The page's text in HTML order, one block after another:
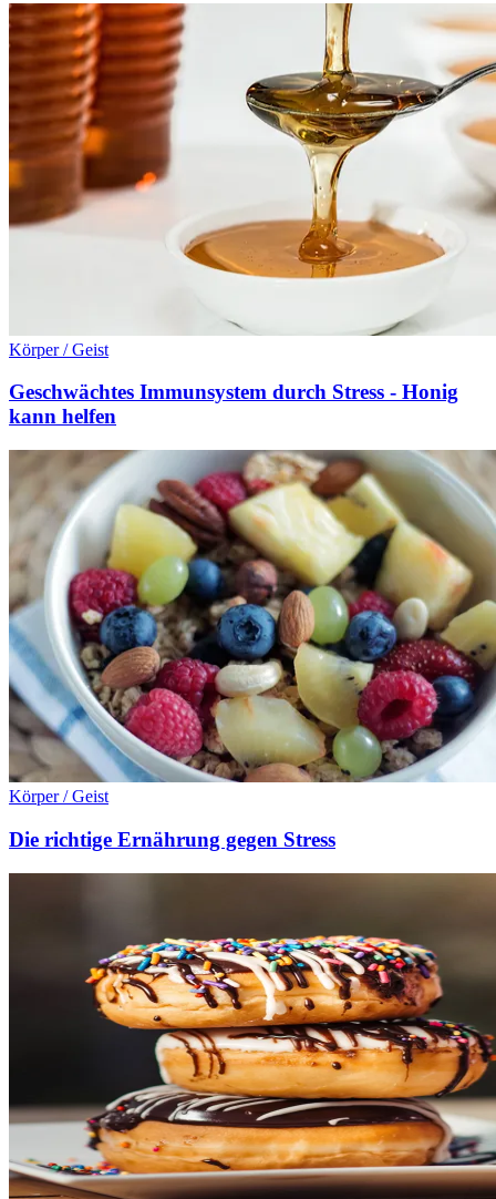
Körper / Geist
Geschwächtes Immunsystem durch Stress - Honig
kann helfen
Körper / Geist
Die richtige Ernährung gegen Stress